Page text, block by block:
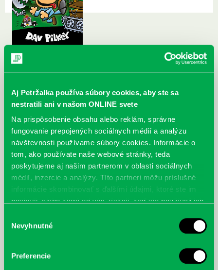
Aj Petržalka používa súbory cookies, aby ste sa
nestratili ani v našom ONLINE svete
Na prispôsobenie obsahu alebo reklám, správne
fungovanie prepojených sociálnych médií a analýzu
návštevnosti používame súbory cookies. Informácie o
tom, ako používate naše webové stránky, teda
poskytujeme aj našim partnerom v oblasti sociálnych
médií, inzercie a analýzy. Títo partneri môžu príslušné
informácie skombinovať s ďalšími údajmi, ktoré ste im
poskytli, alebo ktoré od vás získali, keď ste používali ich
súhlasu
Nevyhnutné
Preferencie
cyklistu modernej doby: